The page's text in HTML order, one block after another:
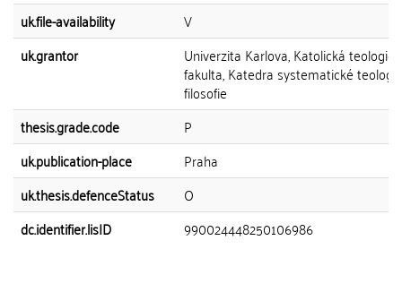
uk.file-availability
V
uk.grantor
Univerzita Karlova, Katolická
fakulta, Katedra systematické
filosofie
thesis.grade.code
P
uk.publication-place
Praha
uk.thesis.defenceStatus
O
dc.identifier.lisID
990024448250106986